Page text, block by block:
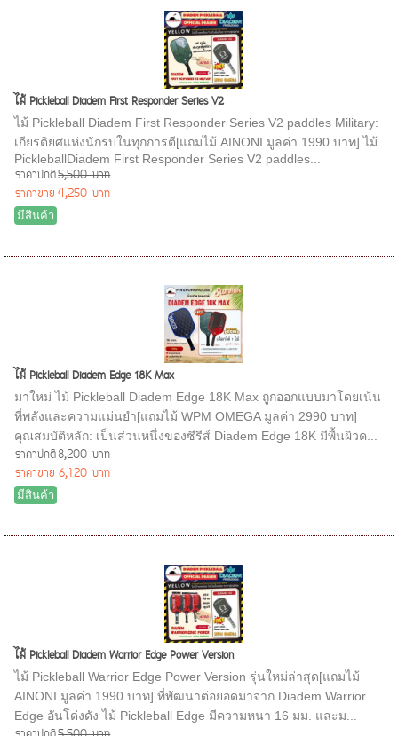
ไม้ Pickleball Diadem First Responder Series V2
ไม้ Pickleball Diadem First Responder Series V2 paddles Military:
เกียรติยศแห่งนักรบในทุกการตี[แถมไม้ AINONI มูลค่า 1990 บาท] ไม้
PickleballDiadem First Responder Series V2 paddles...
ราคาปกติ5,500 บาท
ราคาขาย 4,250 บาท
มีสินค้า
ไม้ Pickleball Diadem Edge 18K Max
มาใหม่ ไม้ Pickleball Diadem Edge 18K Max ถูกออกแบบมาโดยเน้น
ที่พลังและความแม่นยำ[แถมไม้ WPM OMEGA มูลค่า 2990 บาท]
คุณสมบัติหลัก: เป็นส่วนหนึ่งของซีรีส์ Diadem Edge 18K มีพื้นผิวค...
ราคาปกติ8,200 บาท
ราคาขาย 6,120 บาท
มีสินค้า
ไม้ Pickleball Diadem Warrior Edge Power Version
ไม้ Pickleball Warrior Edge Power Version รุ่นใหม่ล่าสุด[แถมไม้
AINONI มูลค่า 1990 บาท] ที่พัฒนาต่อยอดมาจาก Diadem Warrior
Edge อันโด่งดัง ไม้ Pickleball Edge มีความหนา 16 มม. และม...